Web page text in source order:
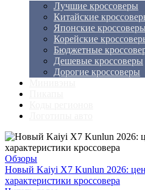
Лучшие кроссоверы
Китайские
Японские кроссоверы
Корейские
Бюджетные
Дешевые кроссоверы
Дорогие кроссоверы
Обзоры
Новый Kaiyi X7 Kunlun 2026:
характеристики кроссовера